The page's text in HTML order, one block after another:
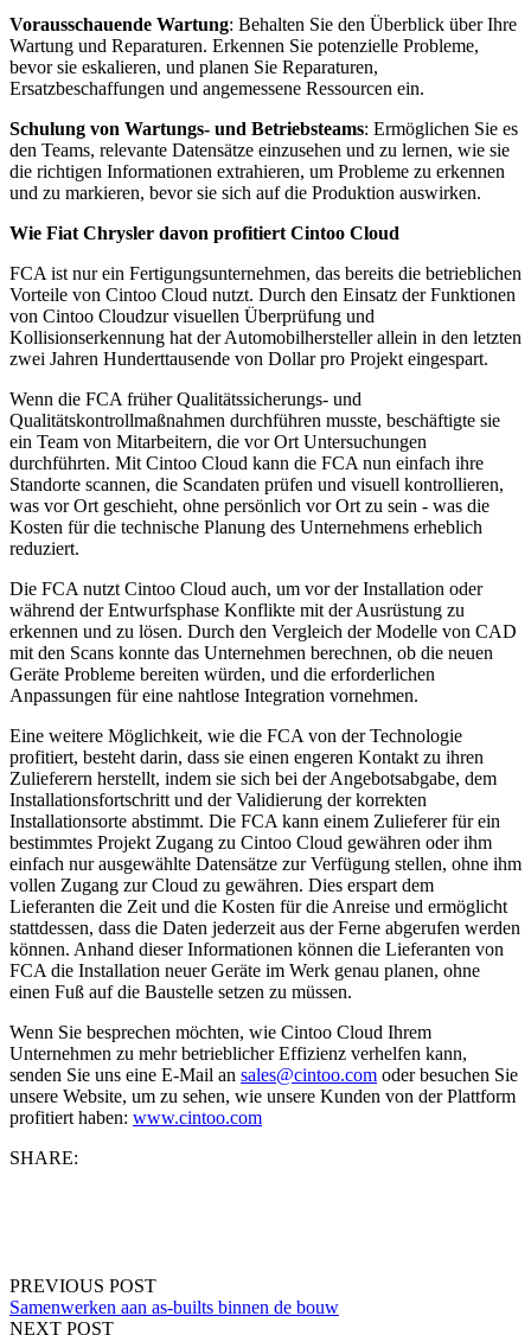
Vorausschauende Wartung: Behalten Sie den Überblick über Ihre
Wartung und Reparaturen. Erkennen Sie potenzielle Probleme,
bevor sie eskalieren, und planen Sie Reparaturen,
Ersatzbeschaffungen und angemessene Ressourcen ein.
Schulung von Wartungs- und Betriebsteams: Ermöglichen Sie es
den Teams, relevante Datensätze einzusehen und zu lernen, wie sie
die richtigen Informationen extrahieren, um Probleme zu erkennen
und zu markieren, bevor sie sich auf die Produktion auswirken.
Wie Fiat Chrysler davon profitiert Cintoo Cloud
FCA ist nur ein Fertigungsunternehmen, das bereits die betrieblichen
Vorteile von Cintoo Cloud nutzt. Durch den Einsatz der Funktionen
von Cintoo Cloudzur visuellen Überprüfung und
Kollisionserkennung hat der Automobilhersteller allein in den letzten
zwei Jahren Hunderttausende von Dollar pro Projekt eingespart.
Wenn die FCA früher Qualitätssicherungs- und
Qualitätskontrollmaßnahmen durchführen musste, beschäftigte sie
ein Team von Mitarbeitern, die vor Ort Untersuchungen
durchführten. Mit Cintoo Cloud kann die FCA nun einfach ihre
Standorte scannen, die Scandaten prüfen und visuell kontrollieren,
was vor Ort geschieht, ohne persönlich vor Ort zu sein - was die
Kosten für die technische Planung des Unternehmens erheblich
reduziert.
Die FCA nutzt Cintoo Cloud auch, um vor der Installation oder
während der Entwurfsphase Konflikte mit der Ausrüstung zu
erkennen und zu lösen. Durch den Vergleich der Modelle von CAD
mit den Scans konnte das Unternehmen berechnen, ob die neuen
Geräte Probleme bereiten würden, und die erforderlichen
Anpassungen für eine nahtlose Integration vornehmen.
Eine weitere Möglichkeit, wie die FCA von der Technologie
profitiert, besteht darin, dass sie einen engeren Kontakt zu ihren
Zulieferern herstellt, indem sie sich bei der Angebotsabgabe, dem
Installationsfortschritt und der Validierung der korrekten
Installationsorte abstimmt. Die FCA kann einem Zulieferer für ein
bestimmtes Projekt Zugang zu Cintoo Cloud gewähren oder ihm
einfach nur ausgewählte Datensätze zur Verfügung stellen, ohne ihm
vollen Zugang zur Cloud zu gewähren. Dies erspart dem
Lieferanten die Zeit und die Kosten für die Anreise und ermöglicht
stattdessen, dass die Daten jederzeit aus der Ferne abgerufen werden
können. Anhand dieser Informationen können die Lieferanten von
FCA die Installation neuer Geräte im Werk genau planen, ohne
einen Fuß auf die Baustelle setzen zu müssen.
Wenn Sie besprechen möchten, wie Cintoo Cloud Ihrem
Unternehmen zu mehr betrieblicher Effizienz verhelfen kann,
senden Sie uns eine E-Mail an sales@cintoo.com oder besuchen Sie
unsere Website, um zu sehen, wie unsere Kunden von der Plattform
profitiert haben: www.cintoo.com
SHARE:
PREVIOUS POST
Samenwerken aan as-builts binnen de bouw
NEXT POST